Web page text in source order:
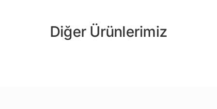
Diğer Ürünlerimiz